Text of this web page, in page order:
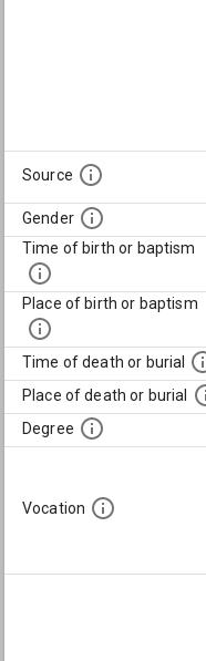
Source
Gender
Time of birth or baptism
Place of birth or baptism
Time of death or burial
Place of death or burial
Degree
Vocation